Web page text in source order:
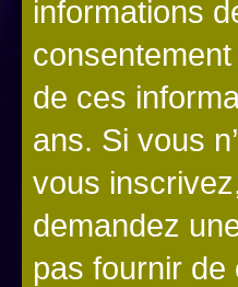
informations
consentement
de ces
ans. Si vous
vous
demandez
pas fournir de